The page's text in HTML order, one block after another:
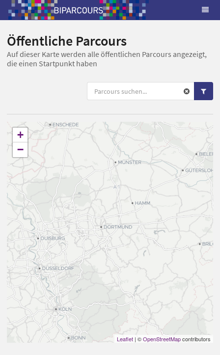
Öffentliche Parcours
Auf dieser Karte werden alle öffentlichen Parcours angezeigt,
die einen Startpunkt haben
+
−
Leaflet | ©OpenStreetMapcontributors